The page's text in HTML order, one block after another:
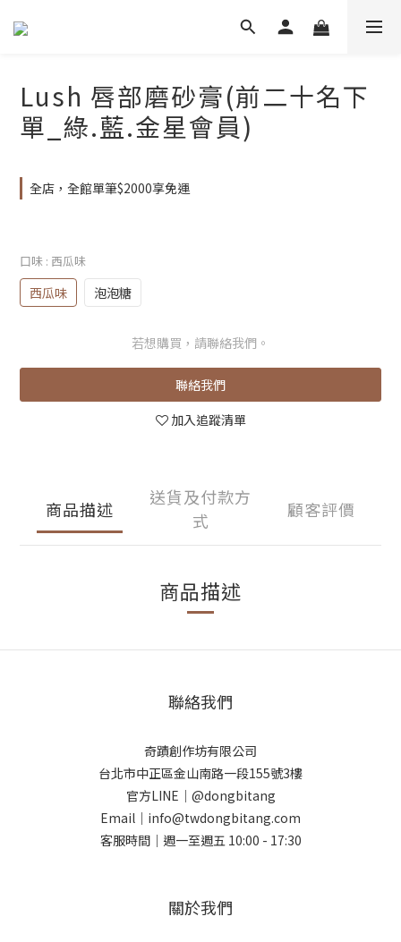
Lush 唇部磨砂膏(前二十名下
單_綠.藍.金星會員)
全店，全館單筆$2000享免運
口味 : 西瓜味
西瓜味 泡泡糖
若想購買，請聯絡我們。
聯絡我們
加入追蹤清單
商品描述
送貨及付款方
式
顧客評價
商品描述
聯絡我們
奇蹟創作坊有限公司
台北市中正區金山南路一段155號3樓
官方LINE｜@dongbitang
Email｜info@twdongbitang.com
客服時間｜週一至週五 10:00 - 17:30
關於我們